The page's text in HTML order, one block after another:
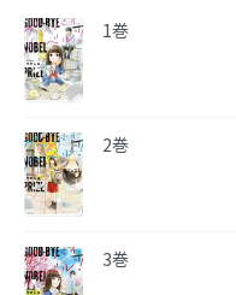
1巻
2巻
3巻